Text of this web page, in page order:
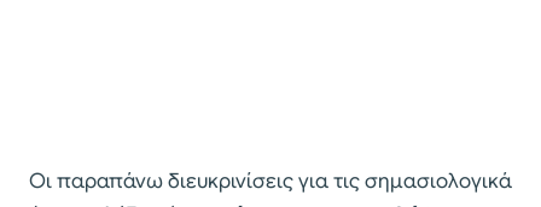
Οι παραπάνω διευκρινίσεις για τις σημασιολογικά